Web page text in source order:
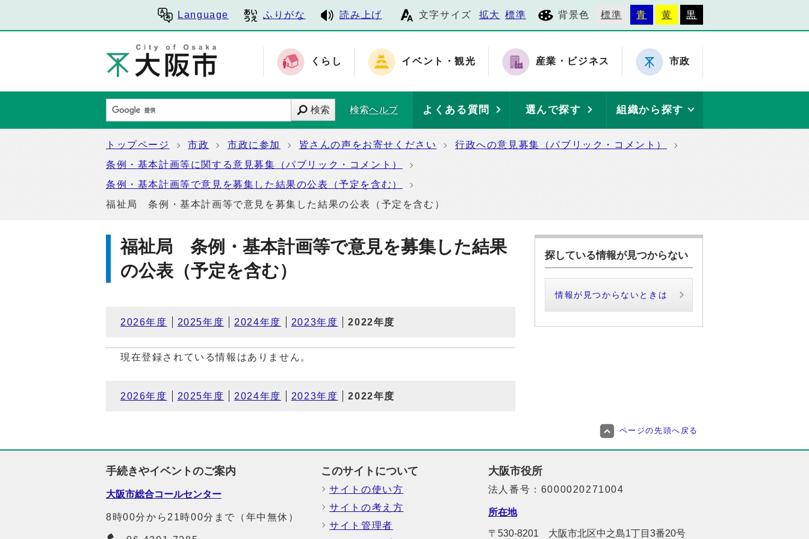
Language ふりがな 読み上げ 文字サイズ 拡大 標準 背景色 標準 青 黄 黒
くらし イベント・観光 産業・ビジネス 市政
検索 検索ヘルプ よくある質問 選んで探す 組織から探す
トップページ 市政 市政に参加 皆さんの声をお寄せください
行政への意見募集（パブリック・コメント）
条例・基本計画等に関する意見募集（パブリック・コメント）
条例・基本計画等で意見を募集した結果の公表（予定を含む）
福祉局 条例・基本計画等で意見を募集した結果の公表（予定を含む）
福祉局 条例・基本計画等で意見を募集した結果
の公表（予定を含む）
2026年度 2025年度 2024年度 2023年度 2022年度
現在登録されている情報はありません。
2026年度 2025年度 2024年度 2023年度 2022年度
探している情報が見つからない
情報が見つからないときは
ページの先頭へ戻る
手続きやイベントのご案内
大阪市総合コールセンター
8時00分から21時00分まで（年中無休）
このサイトについて
サイトの使い方
サイトの考え方
サイト管理者
大阪市役所
法人番号：6000020271004
所在地
〒530-8201 大阪市北区中之島1丁目3番20号